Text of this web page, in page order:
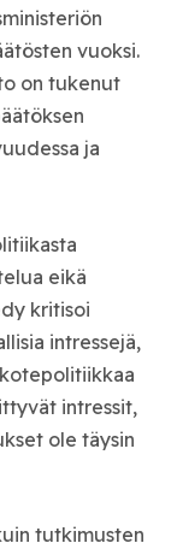
vuoksi.
on tukenut
ja
eikä
kritisoi
intressejä,
intressit,
ole täysin
tutkimusten